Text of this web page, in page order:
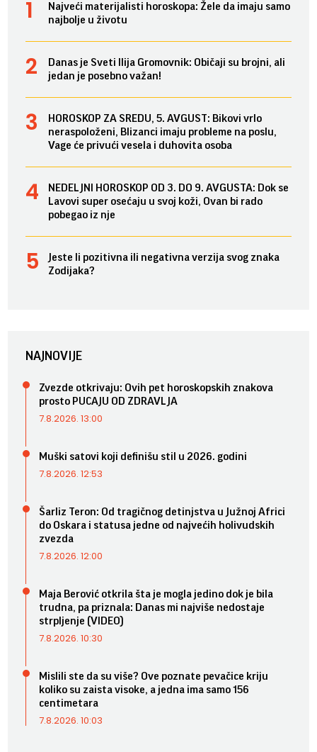
Najveći materijalisti horoskopa: Žele da imaju samo
najbolje u životu
Danas je Sveti Ilija Gromovnik: Običaji su brojni, ali
jedan je posebno važan!
HOROSKOP ZA SREDU, 5. AVGUST: Bikovi vrlo
neraspoloženi, Blizanci imaju probleme na poslu,
Vage će privući vesela i duhovita osoba
NEDELJNI HOROSKOP OD 3. DO 9. AVGUSTA: Dok se
Lavovi super osećaju u svoj koži, Ovan bi rado
pobegao iz nje
Jeste li pozitivna ili negativna verzija svog znaka
Zodijaka?
NAJNOVIJE
Zvezde otkrivaju: Ovih pet horoskopskih znakova
prosto PUCAJU OD ZDRAVLJA
7.8.2026. 13:00
Muški satovi koji definišu stil u 2026. godini
7.8.2026. 12:53
Šarliz Teron: Od tragičnog detinjstva u Južnoj Africi
do Oskara i statusa jedne od najvećih holivudskih
zvezda
7.8.2026. 12:00
Maja Berović otkrila šta je mogla jedino dok je bila
trudna, pa priznala: Danas mi najviše nedostaje
strpljenje (VIDEO)
7.8.2026. 10:30
Mislili ste da su više? Ove poznate pevačice kriju
koliko su zaista visoke, a jedna ima samo 156
centimetara
7.8.2026. 10:03